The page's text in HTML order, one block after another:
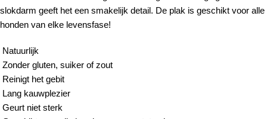
slokdarm geeft het een smakelijk detail. De plak is geschikt voor alle
honden van elke levensfase!
Natuurlijk
Zonder gluten, suiker of zout
Reinigt het gebit
Lang kauwplezier
Geurt niet sterk